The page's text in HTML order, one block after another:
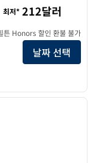
최저* 212달러
튼 Honors 할인 환불 불가
날짜 선택
1/12
다음